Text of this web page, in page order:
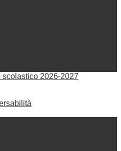
2026-2027